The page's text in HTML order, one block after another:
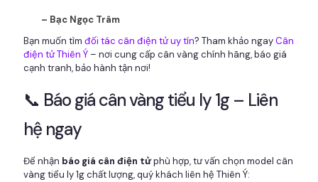
– Bạc Ngọc Trâm
Bạn muốn tìm đối tác cân điện tử uy tín? Tham khảo ngayCân
điện tử Thiên Ý – nơi cung cấp cân vàng chính hãng, báo giá
cạnh tranh, bảo hành tận nơi!
📞 Báo giá cân vàng tiểu ly 1g – Liên
hệ ngay
Để nhận báo giá cân điện tửphù hợp, tư vấn chọn model cân
vàng tiểu ly 1g chất lượng, quý khách liên hệ Thiên Ý: